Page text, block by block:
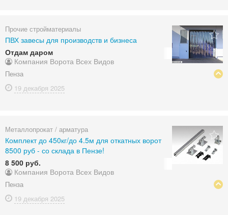
Прочие стройматериалы
ПВХ завесы для производств и бизнеса
Отдам даром
Компания Ворота Всех Видов
Пенза
19 декабря 2025
Металлопрокат / арматура
Комплект до 450кг/до 4.5м для откатных ворот
8500 руб - со склада в Пензе!
8 500 руб.
Компания Ворота Всех Видов
Пенза
19 декабря 2025